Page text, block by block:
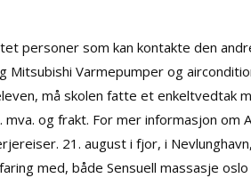
personer som kan kontakte den
Varmepumper og
må skolen fatte et enkeltvedtak
og frakt. For mer informasjon om
21. august i fjor, i
med, bådeSensuell massasje